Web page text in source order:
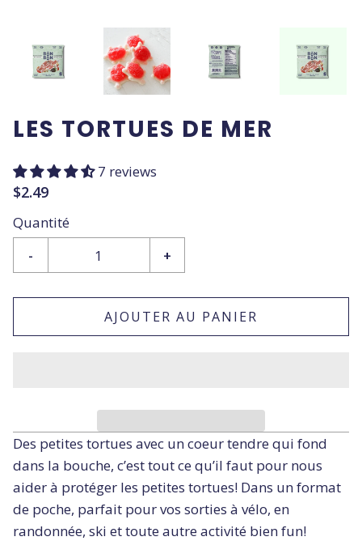
LES TORTUES DE MER
7 reviews
$2.49
Quantité
-
+
AJOUTER AU PANIER
Des petites tortues avec un coeur tendre qui fond
dans la bouche, c’est tout ce qu’il faut pour nous
aider à protéger les petites tortues! Dans un format
de poche, parfait pour vos sorties à vélo, en
randonnée, ski et toute autre activité bien fun!